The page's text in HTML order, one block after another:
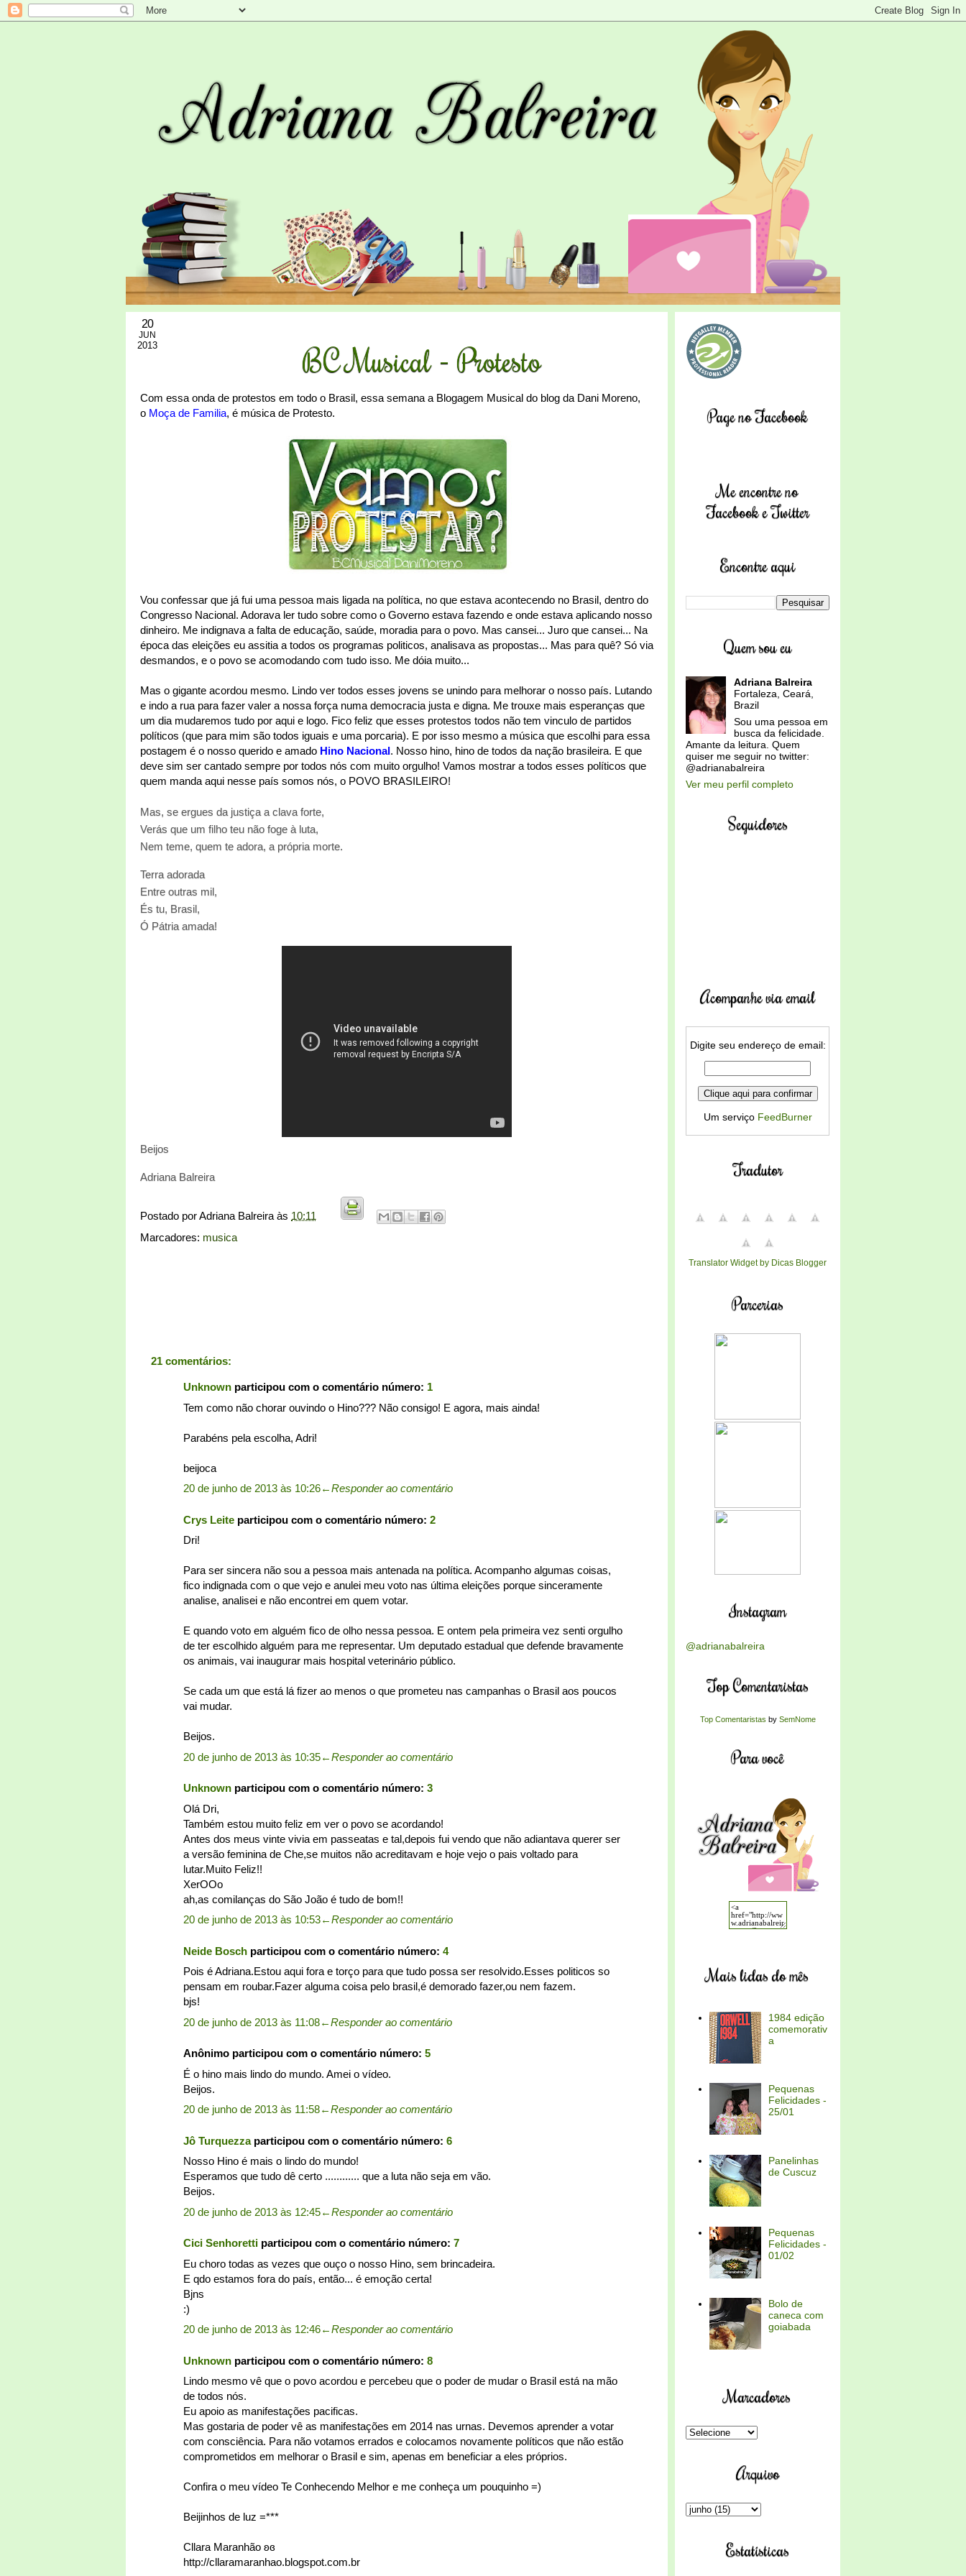
20
JUN
2013 BC Musical - Protesto
Com essa onda de protestos em todo o Brasil, essa semana a Blogagem Musical do blog da Dani Moreno,
o Moça de Familia, é música de Protesto.
Vou confessar que já fui uma pessoa mais ligada na política, no que estava acontecendo no Brasil, dentro do
Congresso Nacional. Adorava ler tudo sobre como o Governo estava fazendo e onde estava aplicando nosso
dinheiro. Me indignava a falta de educação, saúde, moradia para o povo. Mas cansei... Juro que cansei... Na
época das eleições eu assitia a todos os programas politicos, analisava as propostas... Mas para quê? Só via
desmandos, e o povo se acomodando com tudo isso. Me dóia muito...
Mas o gigante acordou mesmo. Lindo ver todos esses jovens se unindo para melhorar o nosso país. Lutando
e indo a rua para fazer valer a nossa força numa democracia justa e digna. Me trouxe mais esperanças que
um dia mudaremos tudo por aqui e logo. Fico feliz que esses protestos todos não tem vinculo de partidos
políticos (que para mim são todos iguais e uma porcaria). E por isso mesmo a música que escolhi para essa
postagem é o nosso querido e amado Hino Nacional. Nosso hino, hino de todos da nação brasileira. E que
deve sim ser cantado sempre por todos nós com muito orgulho! Vamos mostrar a todos esses políticos que
quem manda aqui nesse país somos nós, o POVO BRASILEIRO!
Mas, se ergues da justiça a clava forte,
Verás que um filho teu não foge à luta,
Nem teme, quem te adora, a própria morte.
Terra adorada
Entre outras mil,
És tu, Brasil,
Ó Pátria amada!
Beijos
Adriana Balreira
Postado porAdriana Balreira às 10:11
Marcadores: musica
21 comentários:
Unknown participou com o comentário número: 1
Tem como não chorar ouvindo o Hino??? Não consigo! E agora, mais ainda!
Parabéns pela escolha, Adri!
beijoca
20 de junho de 2013 às 10:26←Responder ao comentário
Crys Leite participou com o comentário número: 2
Dri!
Para ser sincera não sou a pessoa mais antenada na política. Acompanho algumas coisas,
fico indignada com o que vejo e anulei meu voto nas última eleições porque sinceramente
analise, analisei e não encontrei em quem votar.
E quando voto em alguém fico de olho nessa pessoa. E ontem pela primeira vez senti orgulho
de ter escolhido alguém para me representar. Um deputado estadual que defende bravamente
os animais, vai inaugurar mais hospital veterinário público.
Se cada um que está lá fizer ao menos o que prometeu nas campanhas o Brasil aos poucos
vai mudar.
Beijos.
20 de junho de 2013 às 10:35←Responder ao comentário
Unknown participou com o comentário número: 3
Olá Dri,
Também estou muito feliz em ver o povo se acordando!
Antes dos meus vinte vivia em passeatas e tal,depois fui vendo que não adiantava querer ser
a versão feminina de Che,se muitos não acreditavam e hoje vejo o pais voltado para
lutar.Muito Feliz!!
XerOOo
ah,as comilanças do São João é tudo de bom!!
20 de junho de 2013 às 10:53←Responder ao comentário
Neide Bosch participou com o comentário número: 4
Pois é Adriana.Estou aqui fora e torço para que tudo possa ser resolvido.Esses politicos so
pensam em roubar.Fazer alguma coisa pelo brasil,é demorado fazer,ou nem fazem.
bjs!
20 de junho de 2013 às 11:08←Responder ao comentário
Anônimo participou com o comentário número: 5
É o hino mais lindo do mundo. Amei o vídeo.
Beijos.
20 de junho de 2013 às 11:58←Responder ao comentário
Jô Turquezzaparticipou com o comentário número: 6
Nosso Hino é mais o lindo do mundo!
Esperamos que tudo dê certo ............ que a luta não seja em vão.
Beijos.
20 de junho de 2013 às 12:45←Responder ao comentário
Cici Senhoretti participou com o comentário número: 7
Eu choro todas as vezes que ouço o nosso Hino, sem brincadeira.
E qdo estamos fora do país, então... é emoção certa!
Bjns
:)
20 de junho de 2013 às 12:46←Responder ao comentário
Unknown participou com o comentário número: 8
Lindo mesmo vê que o povo acordou e percebeu que o poder de mudar o Brasil está na mão
de todos nós.
Eu apoio as manifestações pacificas.
Mas gostaria de poder vê as manifestações em 2014 nas urnas. Devemos aprender a votar
com consciência. Para não votamos errados e colocamos novamente políticos que não estão
comprometidos em melhorar o Brasil e sim, apenas em beneficiar a eles próprios.
Confira o meu vídeo Te Conhecendo Melhor e me conheça um pouquinho =)
Beijinhos de luz =***
Cllara Maranhão ʚɞ
http://cllaramaranhao.blogspot.com.br
Page no Facebook
Me encontre no
Facebook e Twitter
Encontre aqui
Quem sou eu
Adriana Balreira
Fortaleza, Ceará,
Brazil
Sou uma pessoa em
busca da felicidade.
Amante da leitura. Quem
quiser me seguir no twitter:
@adrianabalreira
Ver meu perfil completo
Seguidores
Acompanhe via email
Digite seu endereço de email:
Um serviço FeedBurner
Tradutor
Translator Widget by Dicas Blogger
Parcerias
Instagram
@adrianabalreira
Top Comentaristas
Top Comentaristas by SemNome
Para você
Mais lidas do mês
1984 edição
comemorativ
a
Pequenas
Felicidades -
25/01
Panelinhas
de Cuscuz
Pequenas
Felicidades -
01/02
Bolo de
caneca com
goiabada
Marcadores
Arquivo
Estatísticas